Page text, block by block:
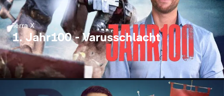
Terra X
1. Jahr100 - Varusschlacht